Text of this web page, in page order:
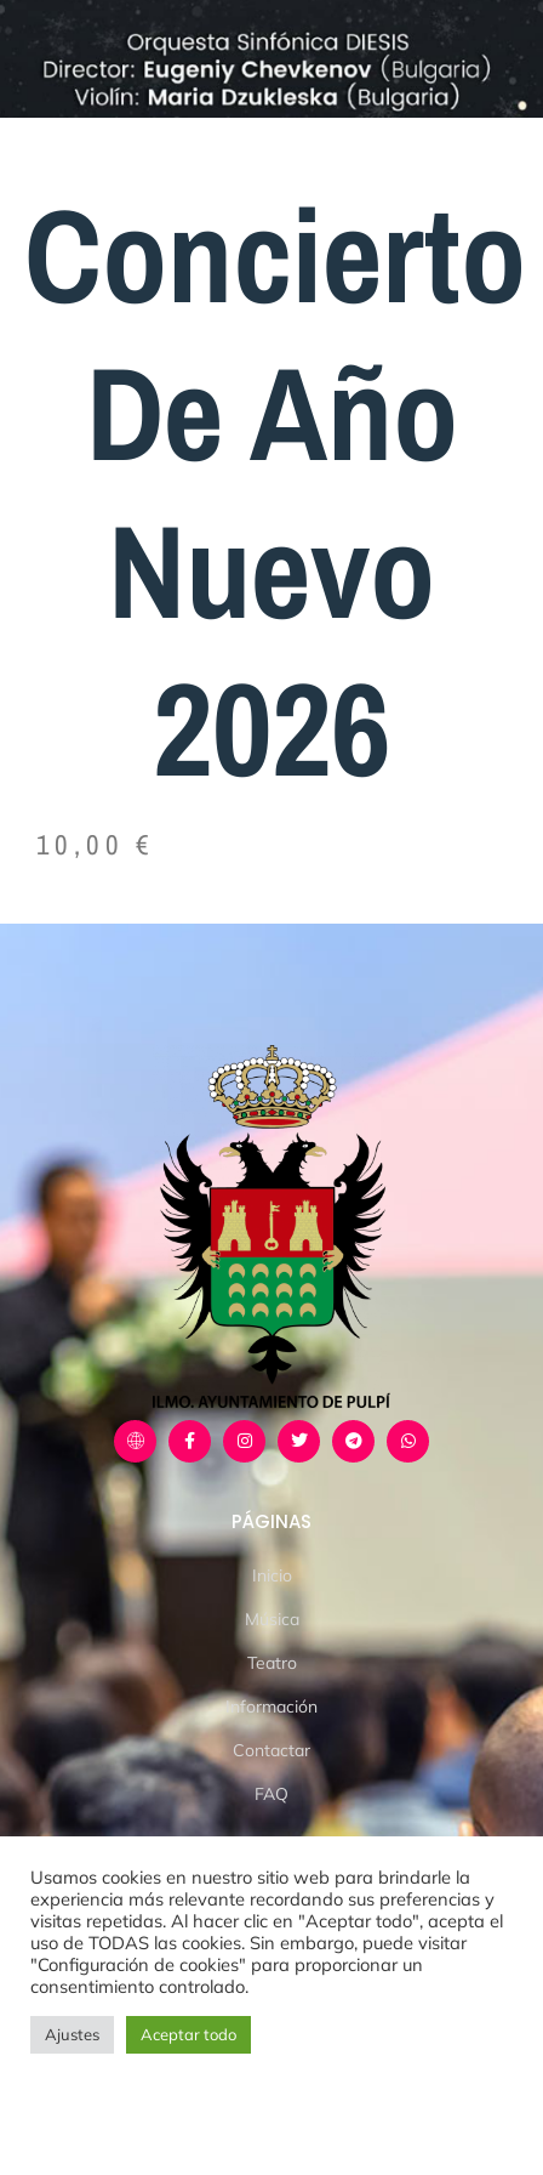
Concierto
De Año
Nuevo
2026
10,00€
PÁGINAS
Inicio
Música
Teatro
Información
Contactar
FAQ
LOPD
Aviso Legal
Política de privacidad
Política de devoluciones
Usamos cookies en nuestro sitio web para brindarle la
experiencia más relevante recordando sus preferencias y
visitas repetidas. Al hacer clic en "Aceptar todo", acepta el
uso de TODAS las cookies. Sin embargo, puede visitar
"Configuración de cookies" para proporcionar un
consentimiento controlado.
Ajustes Aceptar todo